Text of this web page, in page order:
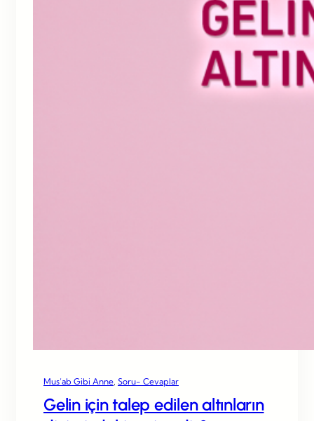
Mus’ab Gibi Anne Soru- Cevaplar
Gelin için talep edilen altınların